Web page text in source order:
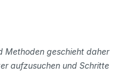
Methoden geschieht daher
aufzusuchen und Schritte